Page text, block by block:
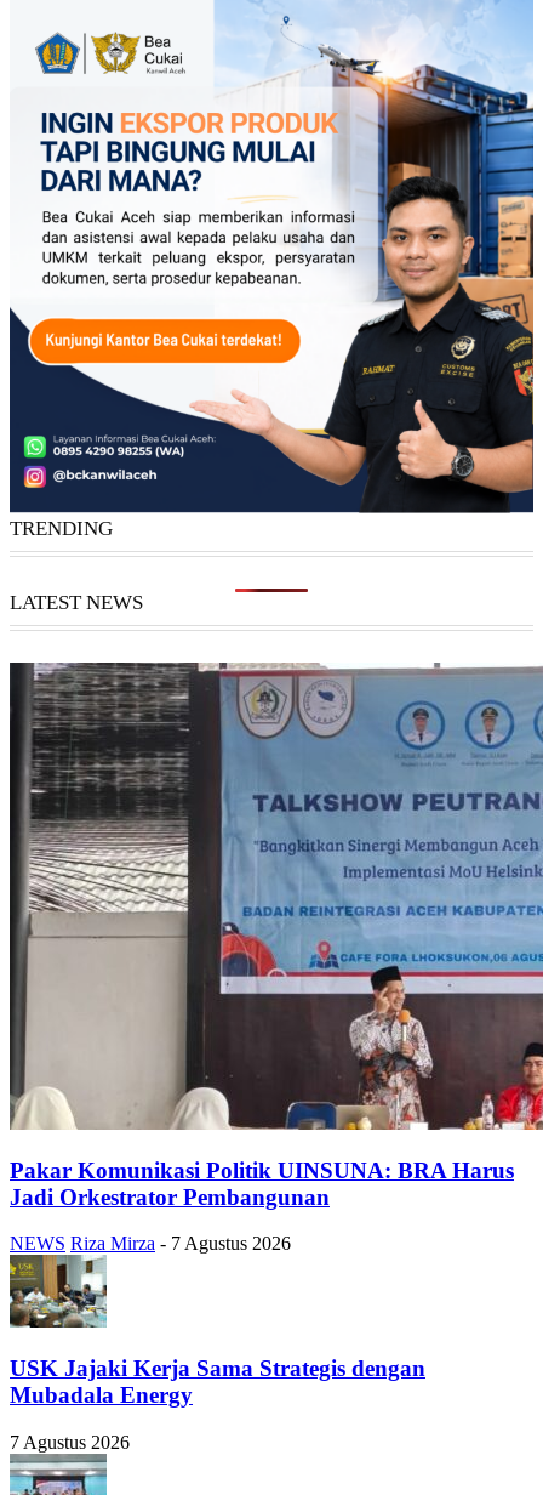
TRENDING
LATEST NEWS
Pakar Komunikasi Politik UINSUNA: BRA Harus
Jadi Orkestrator Pembangunan
NEWS Riza Mirza - 7 Agustus 2026
USK Jajaki Kerja Sama Strategis dengan
Mubadala Energy
7 Agustus 2026